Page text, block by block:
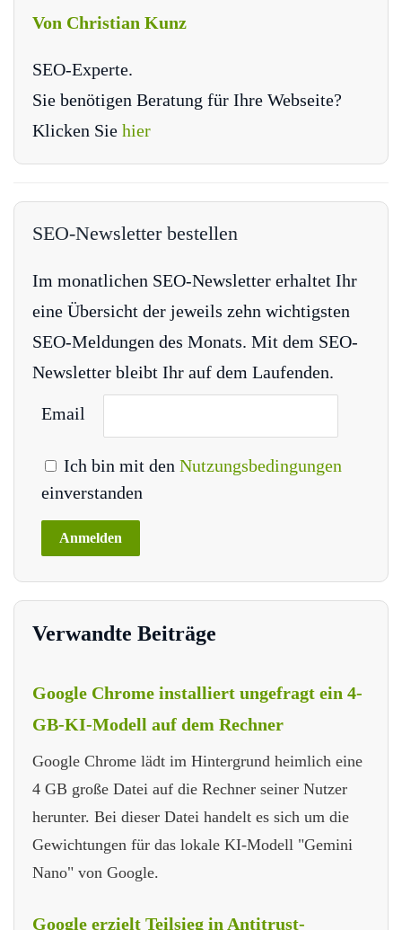
Von Christian Kunz
SEO-Experte.
Sie benötigen Beratung für Ihre Webseite?
Klicken Sie hier
SEO-Newsletter bestellen
Im monatlichen SEO-Newsletter erhaltet Ihr
eine Übersicht der jeweils zehn wichtigsten
SEO-Meldungen des Monats. Mit dem SEO-
Newsletter bleibt Ihr auf dem Laufenden.
Email
Ich bin mit den Nutzungsbedingungen
einverstanden
Verwandte Beiträge
Google Chrome installiert ungefragt ein 4-
GB-KI-Modell auf dem Rechner
Google Chrome lädt im Hintergrund heimlich eine
4 GB große Datei auf die Rechner seiner Nutzer
herunter. Bei dieser Datei handelt es sich um die
Gewichtungen für das lokale KI-Modell "Gemini
Nano" von Google.
Google erzielt Teilsieg in Antitrust-